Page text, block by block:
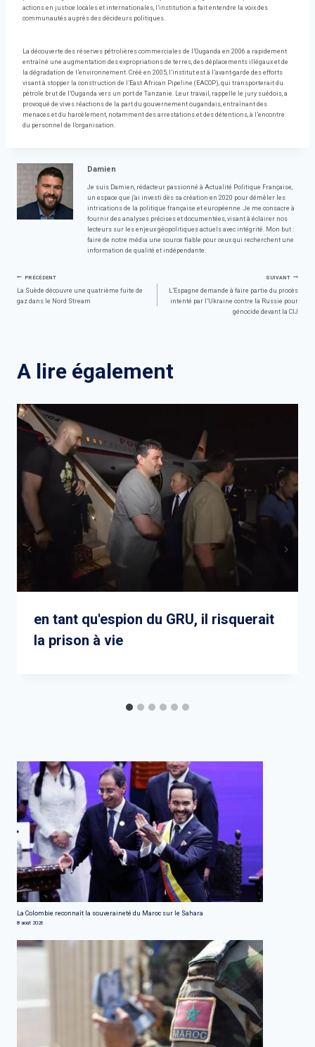
actions en justice locales et internationales, l’institution a fait entendre la voix des
communautés auprès des décideurs politiques.
La découverte des réserves pétrolières commerciales de l’Ouganda en 2006 a rapidement
entraîné une augmentation des expropriations de terres, des déplacements illégaux et de
la dégradation de l’environnement. Créé en 2005, l’institut est à l’avant-garde des efforts
visant à stopper la construction de l’East African Pipeline (EACOP), qui transporterait du
pétrole brut de l’Ouganda vers un port de Tanzanie. Leur travail, rappelle le jury suédois, a
provoqué de vives réactions de la part du gouvernement ougandais, entraînant des
menaces et du harcèlement, notamment des arrestations et des détentions, à l’encontre
du personnel de l’organisation.
Damien
Je suis Damien, rédacteur passionné à Actualité Politique Française,
un espace que j'ai investi dès sa création en 2020 pour démêler les
intrications de la politique française et européenne. Je me consacre à
fournir des analyses précises et documentées, visant à éclairer nos
lecteurs sur les enjeux géopolitiques actuels avec intégrité. Mon but :
faire de notre média une source fiable pour ceux qui recherchent une
information de qualité et indépendante.
Navigation
PRÉCÉDENT
La Suède découvre une quatrième fuite de
gaz dans le Nord Stream
SUIVANT
L’Espagne demande à faire partie du procès
intenté par l’Ukraine contre la Russie pour
génocide devant la CIJ
A lire également
en tant qu'espion du GRU, il risquerait
la prison à vie
La Colombie reconnaît la souveraineté du Maroc sur le Sahara
8 août 2026